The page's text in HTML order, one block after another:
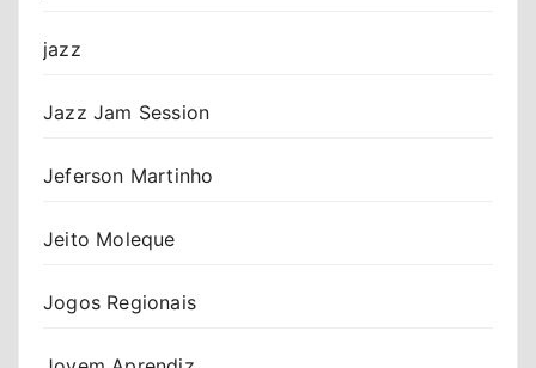
jazz
Jazz Jam Session
Jeferson Martinho
Jeito Moleque
Jogos Regionais